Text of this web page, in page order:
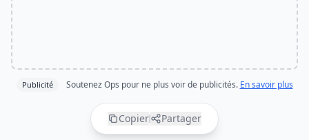
Publicité Soutenez Ops pour ne plus voir de publicités. En savoir plus
Copier Partager